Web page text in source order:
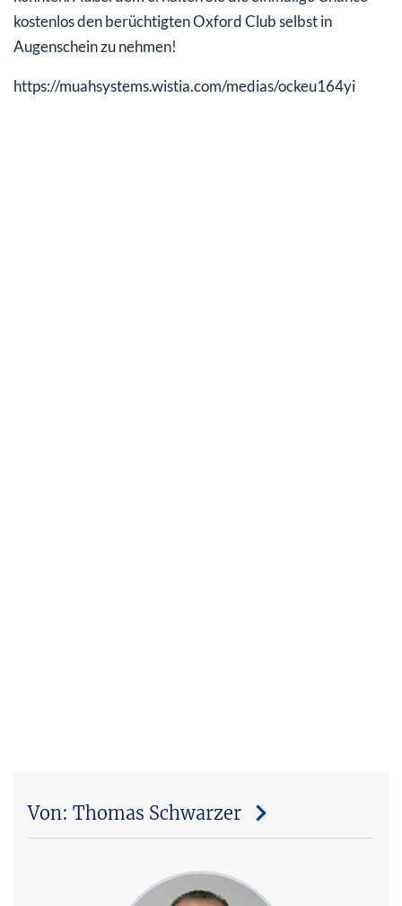
kostenlos den berüchtigten Oxford Club selbst in
Augenschein zu nehmen!
https://muahsystems.wistia.com/medias/ockeu164yi
Von: Thomas Schwarzer